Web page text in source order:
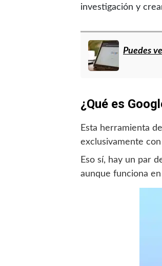
investigación y
Puedes
¿Qué es
Esta herramienta
exclusivamente
Eso sí, hay un par
aunque funciona